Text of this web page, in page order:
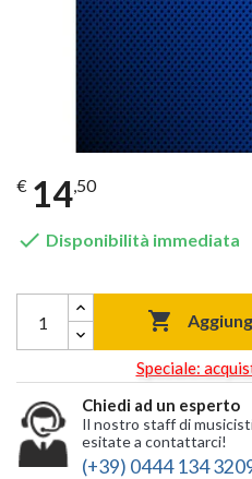
€ 14,50
 Disponibilità immediata

Speciale:
Chiedi ad un esperto
Il nostro staff di
esitate a contattarci!
(+39) 0444 134